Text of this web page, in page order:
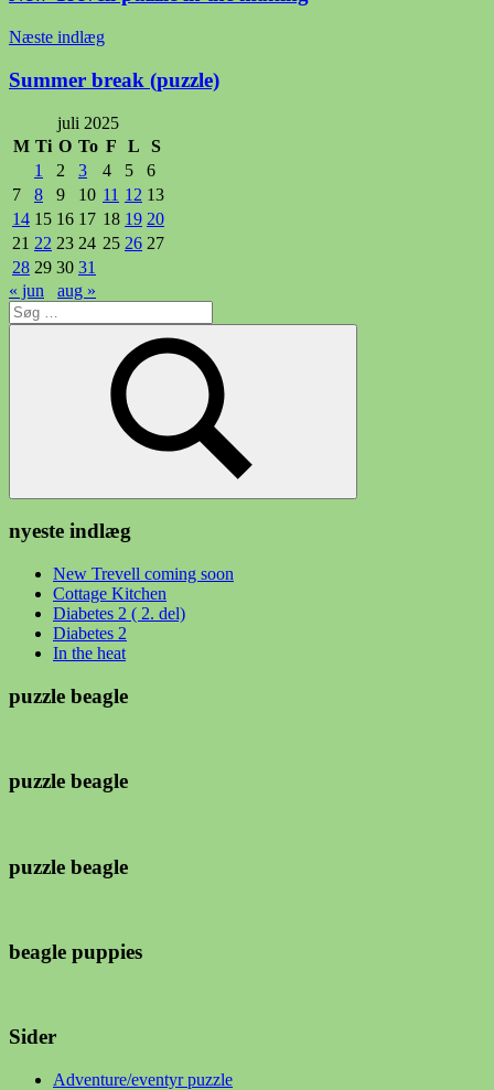
Næste indlæg
Summer break (puzzle)
juli 2025
M Ti O To F L
S
1
2 3 4 5
6
7
8 9 10 11 12 13
14 15 16 17 18 19 20
21 22 23 24 25 26 27
28 29 30 31
« jun
aug »
Søg
efter:
Søg
nyeste indlæg
New Trevell coming soon
Cottage Kitchen
Diabetes 2 ( 2. del)
Diabetes 2
In the heat
puzzle beagle
puzzle beagle
puzzle beagle
beagle puppies
Sider
Adventure/eventyr puzzle